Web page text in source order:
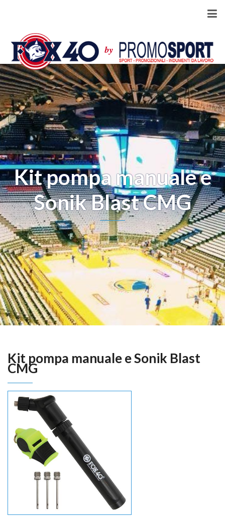
Kit pompa manuale e
Sonik Blast CMG
Kit pompa manuale e Sonik Blast
CMG